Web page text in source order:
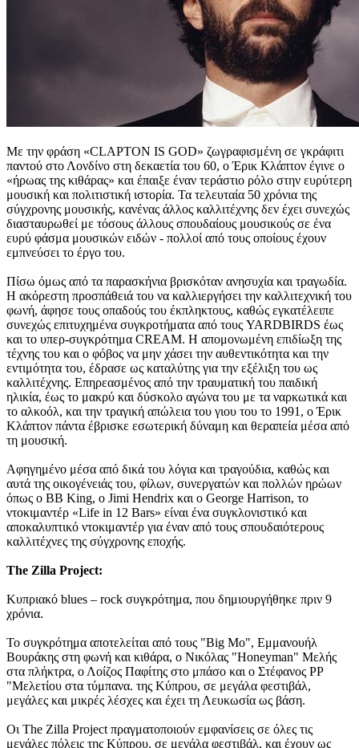
Με την φράση «CLAPTON IS GOD» ζωγραφισμένη σε γκράφιτι
παντού στο Λονδίνο στη δεκαετία του 60, ο Έρικ Κλάπτον έγινε ο
«ήρωας της κιθάρας» και έπαιξε έναν τεράστιο ρόλο στην ευρύτερη
μουσική και πολιτιστική ιστορία. Τα τελευταία 50 χρόνια της
σύγχρονης μουσικής, κανένας άλλος καλλιτέχνης δεν έχει συνεχώς
διασταυρωθεί με τόσους άλλους σπουδαίους μουσικούς σε ένα
ευρύ φάσμα μουσικών ειδών - πολλοί από τους οποίους έχουν
εμπνεύσει το έργο του.
Πίσω όμως από τα παρασκήνια βρισκόταν ανησυχία και τραγωδία.
Η ακόρεστη προσπάθειά του να καλλιεργήσει την καλλιτεχνική του
φωνή, άφησε τους οπαδούς του έκπληκτους, καθώς εγκατέλειπε
συνεχώς επιτυχημένα συγκροτήματα από τους YARDBIRDS έως
και το υπερ-συγκρότημα CREAM. Η απομονωμένη επιδίωξη της
τέχνης του και ο φόβος να μην χάσει την αυθεντικότητα και την
εντιμότητα του, έδρασε ως καταλύτης για την εξέλιξη του ως
καλλιτέχνης. Επηρεασμένος από την τραυματική του παιδική
ηλικία, έως το μακρύ και δύσκολο αγώνα του με τα ναρκωτικά και
το αλκοόλ, και την τραγική απώλεια του γιου του το 1991, ο Έρικ
Κλάπτον πάντα έβρισκε εσωτερική δύναμη και θεραπεία μέσα από
τη μουσική.
Αφηγημένο μέσα από δικά του λόγια και τραγούδια, καθώς και
αυτά της οικογένειάς του, φίλων, συνεργατών και πολλών ηρώων
όπως ο BB King, ο Jimi Hendrix και ο George Harrison, το
ντοκιμαντέρ «Life in 12 Bars» είναι ένα συγκλονιστικό και
αποκαλυπτικό ντοκιμαντέρ για έναν από τους σπουδαιότερους
καλλιτέχνες της σύγχρονης εποχής.
The Zilla Project:
Κυπριακό blues – rock συγκρότημα, που δημιουργήθηκε πριν 9
χρόνια.
Το συγκρότημα αποτελείται από τους "Big Mo", Εμμανουήλ
Βουράκης στη φωνή και κιθάρα, ο Νικόλας "Honeyman" Μελής
στα πλήκτρα, ο Λοίζος Παφίτης στο μπάσο και ο Στέφανος PP
"Μελετίου στα τύμπανα. της Κύπρου, σε μεγάλα φεστιβάλ,
μεγάλες και μικρές λέσχες και έχει τη Λευκωσία ως βάση.
Οι The Zilla Project πραγματοποιούν εμφανίσεις σε όλες τις
μεγάλες πόλεις της Κύπρου, σε μεγάλα φεστιβάλ, και έχουν ως